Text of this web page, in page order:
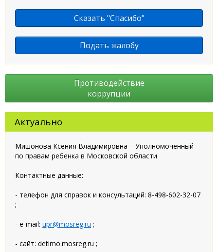
Сказать "Спасибо"
Подать жалобу
Противодействие
коррупции
Актуально
Мишонова Ксения Владимировна – Уполномоченный
по правам ребенка в Московской области
Контактные данные:
- телефон для справок и консультаций: 8-498-602-32-07
;
- e-mail: upr@mosreg.ru ;
- сайт: detimo.mosreg.ru ;